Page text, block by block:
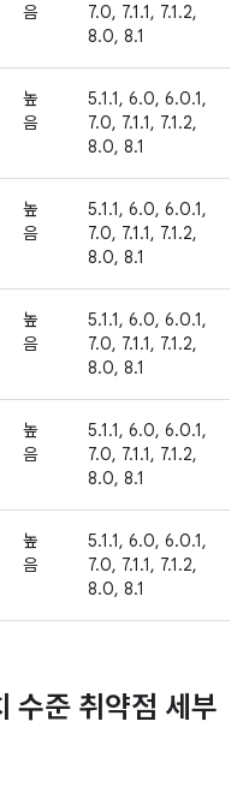
음
7.0, 7.1.1, 7.1.2,
8.0, 8.1
높
음
5.1.1, 6.0, 6.0.1,
7.0, 7.1.1, 7.1.2,
8.0, 8.1
높
음
5.1.1, 6.0, 6.0.1,
7.0, 7.1.1, 7.1.2,
8.0, 8.1
높
음
5.1.1, 6.0, 6.0.1,
7.0, 7.1.1, 7.1.2,
8.0, 8.1
높
음
5.1.1, 6.0, 6.0.1,
7.0, 7.1.1, 7.1.2,
8.0, 8.1
높
음
5.1.1, 6.0, 6.0.1,
7.0, 7.1.1, 7.1.2,
8.0, 8.1
준 취약점 세부